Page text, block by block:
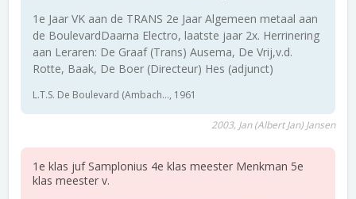
1e Jaar VK aan de TRANS 2e Jaar Algemeen metaal aan
de BoulevardDaarna Electro, laatste jaar 2x. Herrinering
aan Leraren: De Graaf (Trans) Ausema, De Vrij,v.d.
Rotte, Baak, De Boer (Directeur) Hes (adjunct)
L.T.S. De Boulevard (Ambach..., 1961
2003, Jan (Albert Jan) Jansen
1e klas juf Samplonius 4e klas meester Menkman 5e
klas meester v.